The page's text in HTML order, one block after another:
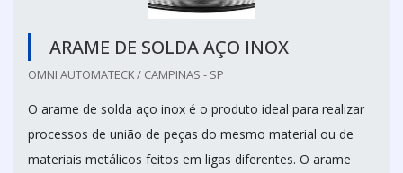
ARAME DE SOLDA AÇO INOX
OMNI AUTOMATECK / CAMPINAS - SP
O arame de solda aço inox é o produto ideal para realizar
processos de união de peças do mesmo material ou de
materiais metálicos feitos em ligas diferentes. O arame